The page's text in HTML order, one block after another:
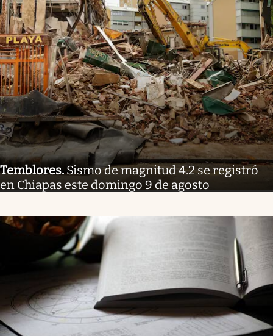
Temblores. Sismo de magnitud 4.2 se registró
en Chiapas este domingo 9 de agosto